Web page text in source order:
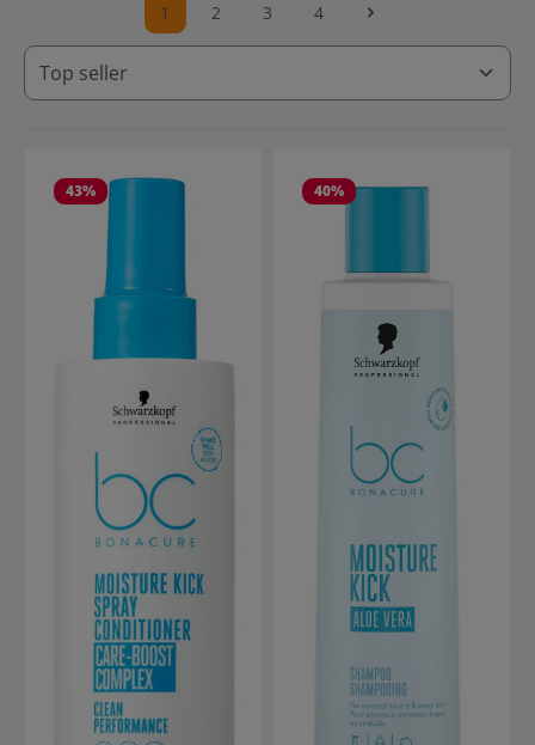
Pagina
1 Pagina
2 Pagina
3 Pagina
4
43% 40%